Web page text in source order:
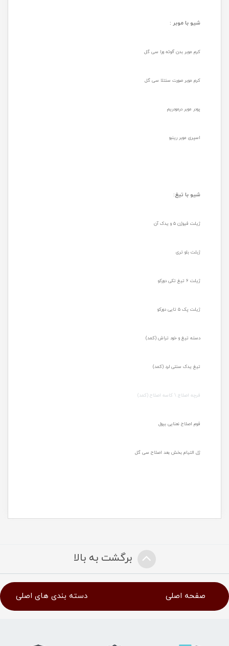
شیو با موبر :
کرم موبر بدن آلوئه ورا سی گل
کرم موبر صورت سنتلا سی گل
پودر موبر درمودریم
اسپری موبر رینبو
شیو با تیغ:
ژیلت فیوژن ۵ و یدک آن
ژبلت بلو تری
ژیلت ۶ تیغ تکی دورکو
ژیلت پک ۵ تایی دورکو
دسته تیغ و خود تراش (کمد)
تیغ یدک سنتی لرد (کمد)
فرچه اصلاج \ کاسه اصلاح (کمد)
فوم اصلاح نعنایی بیول
ژل التیام بخش بعد اصلاح سی گل
برگشت به بالا
صفحه اصلی دسته بندی های اصلی